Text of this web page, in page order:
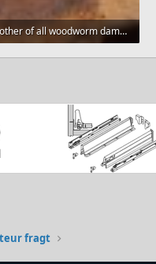
Mother of all woodworm damage.jpg
KB · Aufrufe: 77
fragt